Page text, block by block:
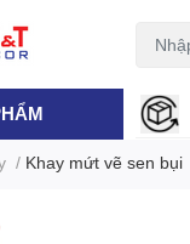
/ Khay mứt vẽ sen bụi